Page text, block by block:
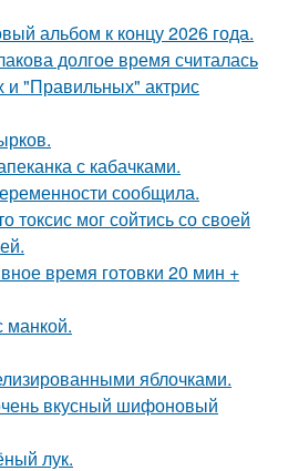
альбом к концу 2026 года.
долгое время считалась
и "Правильных" актрис
с кабачками.
сообщила.
токсис мог сойтись со своей
время готовки 20 мин +
манкой.
яблочками.
вкусный шифоновый
лук.